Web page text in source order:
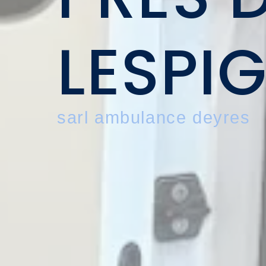
sarl ambulance deyres